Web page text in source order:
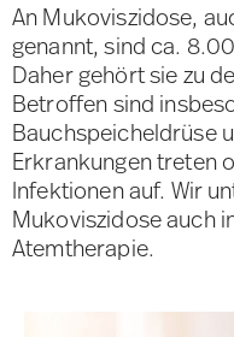
An Mukoviszidose,
genannt, sind ca.
Daher gehört sie zu
Betroffen sind
Bauchspeicheldrüse
Erkrankungen treten
Infektionen auf. Wir
Mukoviszidose auch
Atemtherapie.